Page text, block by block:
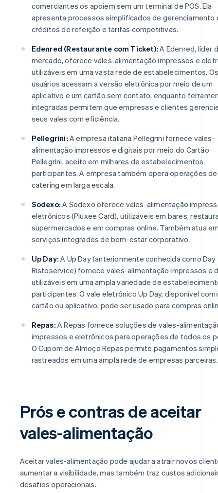
comerciantes os apoiem sem um terminal de POS. Ela
apresenta processos simplificados de gerenciamento
créditos de refeição e tarifas competitivas.
Edenred (Restaurante com Ticket): A Edenred, líder
mercado, oferece vales-alimentação impressos e
utilizáveis em uma vasta rede de estabelecimentos.
usuários acessam a versão eletrônica por meio de um
aplicativo e um cartão sem contato, enquanto
integradas permitem que empresas e clientes
seus vales com eficiência.
Pellegrini: A empresa italiana Pellegrini fornece vales-
alimentação impressos e digitais por meio do Cartão
Pellegrini, aceito em milhares de estabelecimentos
participantes. A empresa também opera operações de
catering em larga escala.
Sodexo: A Sodexo oferece vales-alimentação
eletrônicos (Pluxee Card), utilizáveis em bares,
supermercados e em compras online. Também atua
serviços integrados de bem-estar corporativo.
Up Day: A Up Day (anteriormente conhecida como Day
Ristoservice) fornece vales-alimentação impressos e
utilizáveis em uma ampla variedade de
participantes. O vale eletrônico Up Day, disponível
cartão ou aplicativo, pode ser usado para compras
Repas: A Repas fornece soluções de vales-
impressos e eletrônicos para operações de todos os
O Cupom de Almoço Repas permite pagamentos
rastreados em uma ampla rede de empresas parceiras.
Prós e contras de aceitar
vales-alimentação
Aceitar vales-alimentação pode ajudar a atrair novos
aumentar a visibilidade, mas também traz custos
desafios operacionais.